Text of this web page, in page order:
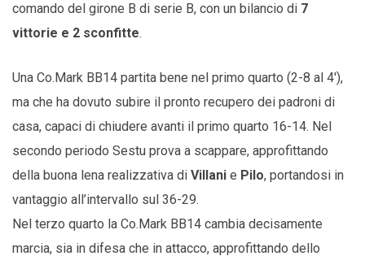
comando del girone B di serie B, con un bilancio di 7
vittorie e 2 sconfitte.
Una Co.Mark BB14 partita bene nel primo quarto (2-8 al 4′),
ma che ha dovuto subire il pronto recupero dei padroni di
casa, capaci di chiudere avanti il primo quarto 16-14. Nel
secondo periodo Sestu prova a scappare, approfittando
della buona lena realizzativa di Villani e Pilo, portandosi in
vantaggio all’intervallo sul 36-29.
Nel terzo quarto la Co.Mark BB14 cambia decisamente
marcia, sia in difesa che in attacco, approfittando dello